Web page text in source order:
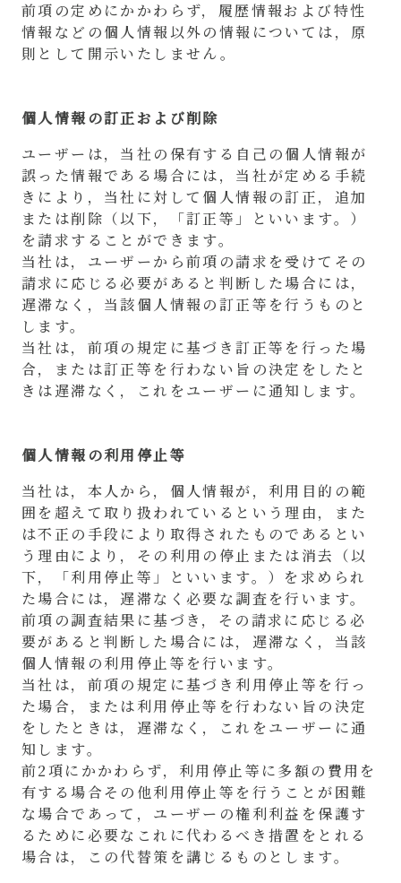
前項の定めにかかわらず，履歴情報および特性
情報などの個人情報以外の情報については，原
則として開示いたしません。
個人情報の訂正および削除
ユーザーは，当社の保有する自己の個人情報が
誤った情報である場合には，当社が定める手続
きにより，当社に対して個人情報の訂正，追加
または削除（以下，「訂正等」といいます。）
を請求することができます。
当社は，ユーザーから前項の請求を受けてその
請求に応じる必要があると判断した場合には，
遅滞なく，当該個人情報の訂正等を行うものと
します。
当社は，前項の規定に基づき訂正等を行った場
合，または訂正等を行わない旨の決定をしたと
きは遅滞なく，これをユーザーに通知します。
個人情報の利用停止等
当社は，本人から，個人情報が，利用目的の範
囲を超えて取り扱われているという理由，また
は不正の手段により取得されたものであるとい
う理由により，その利用の停止または消去（以
下，「利用停止等」といいます。）を求められ
た場合には，遅滞なく必要な調査を行います。
前項の調査結果に基づき，その請求に応じる必
要があると判断した場合には，遅滞なく，当該
個人情報の利用停止等を行います。
当社は，前項の規定に基づき利用停止等を行っ
た場合，または利用停止等を行わない旨の決定
をしたときは，遅滞なく，これをユーザーに通
知します。
前2項にかかわらず，利用停止等に多額の費用を
有する場合その他利用停止等を行うことが困難
な場合であって，ユーザーの権利利益を保護す
るために必要なこれに代わるべき措置をとれる
場合は，この代替策を講じるものとします。